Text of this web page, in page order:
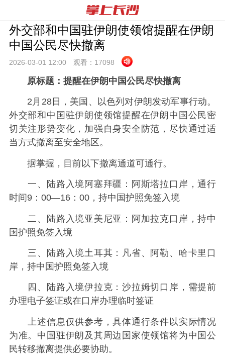
外交部和中国驻伊朗使领馆提醒在伊朗
中国公民尽快撤离
2026-03-01 12:00 观看： 17098
原标题：提醒在伊朗中国公民尽快撤离
2月28日，美国、以色列对伊朗发动军事行动。
外交部和中国驻伊朗使领馆提醒在伊朗中国公民密
切关注形势变化，加强自身安全防范，尽快通过适
当方式撤离至安全地区。
据掌握，目前以下撤离通道可通行。
一、陆路入境阿塞拜疆：阿斯塔拉口岸，通行
时间9：00—16：00，持中国护照免签入境
二、陆路入境亚美尼亚：阿加拉克口岸，持中
国护照免签入境
三、陆路入境土耳其：凡省、阿勒、哈卡里口
岸，持中国护照免签入境
四、陆路入境伊拉克：沙拉姆切口岸，需提前
办理电子签证或在口岸办理临时签证
上述信息仅供参考，具体通行条件以实际情况
为准。中国驻伊朗及其周边国家使领馆将为中国公
民转移撤离提供必要协助。